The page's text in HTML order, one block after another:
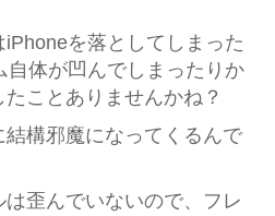
を落としてしまった
自体が凹んでしまったりか
ことありませんかね？
構邪魔になってくるんで
歪んでいないので、フレ